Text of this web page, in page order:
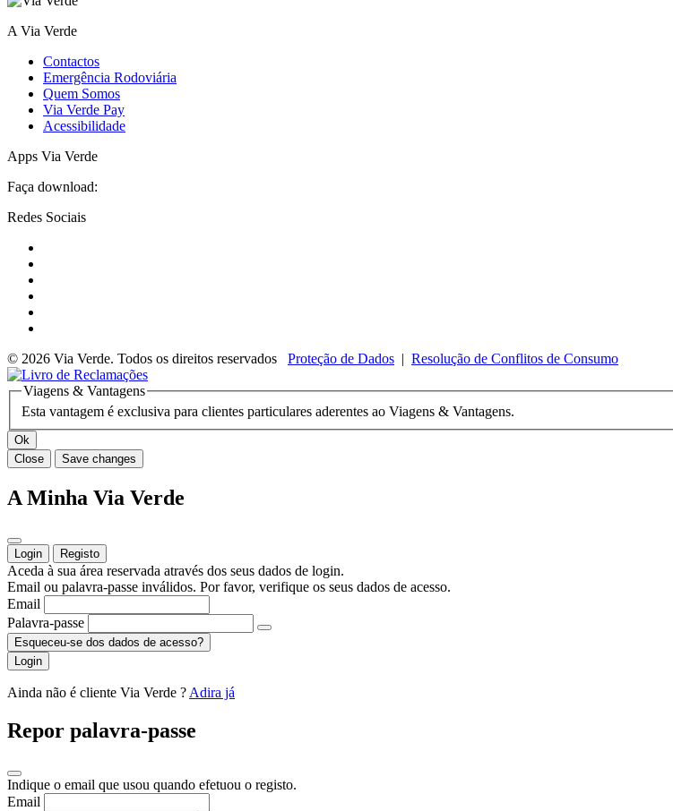
A Via Verde
Contactos
Emergência Rodoviária
Quem Somos
Via Verde Pay
Acessibilidade
Apps Via Verde
Faça download:
Redes Sociais
© 2026 Via Verde. Todos os direitos reservados Proteção de Dados | Resolução de Conflitos de Consumo
Viagens & Vantagens
Esta vantagem é exclusiva para clientes particulares aderentes ao Viagens & Vantagens.
Ok
Close
Save changes
A Minha Via Verde
Login Registo
Aceda à sua área reservada através dos seus dados de login.
Email ou palavra-passe inválidos. Por favor, verifique os seus dados de acesso.
Email
Palavra-passe
Esqueceu-se dos dados de acesso?
Login
Ainda não é cliente Via Verde ? Adira já
Repor palavra-passe
Indique o email que usou quando efetuou o registo.
Email